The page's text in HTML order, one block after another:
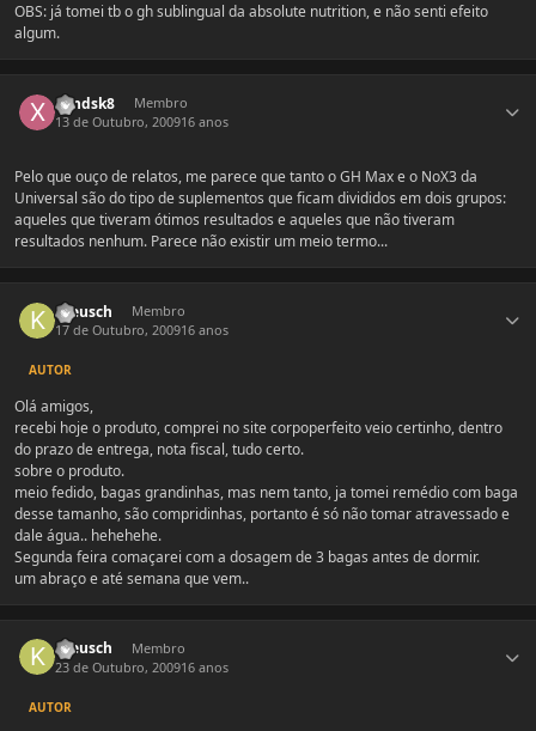
OBS: já tomei tb o gh sublingual da absolute nutrition, e não senti efeito
algum.
xandsk8
Membro
13 de Outubro, 200916 anos
Pelo que ouço de relatos, me parece que tanto o GH Max e o NoX3 da
Universal são do tipo de suplementos que ficam divididos em dois grupos:
aqueles que tiveram ótimos resultados e aqueles que não tiveram
resultados nenhum. Parece não existir um meio termo...
Kreusch
Membro
17 de Outubro, 200916 anos
AUTOR
Olá amigos,
recebi hoje o produto, comprei no site corpoperfeito veio certinho, dentro
do prazo de entrega, nota fiscal, tudo certo.
sobre o produto.
meio fedido, bagas grandinhas, mas nem tanto, ja tomei remédio com baga
desse tamanho, são compridinhas, portanto é só não tomar atravessado e
dale água.. hehehehe.
Segunda feira comaçarei com a dosagem de 3 bagas antes de dormir.
um abraço e até semana que vem..
Kreusch
Membro
23 de Outubro, 200916 anos
AUTOR